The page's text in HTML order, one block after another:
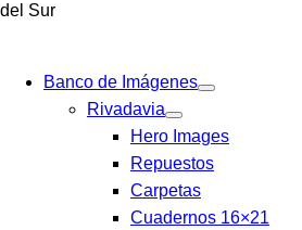
del Sur
Banco de Imágenes
Rivadavia
Hero Images
Repuestos
Carpetas
Cuadernos 16×21